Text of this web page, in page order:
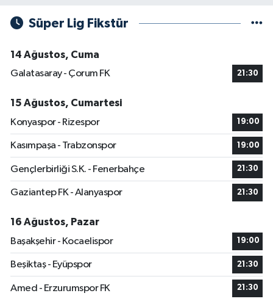
Süper Lig Fikstür
14 Ağustos, Cuma
Galatasaray - Çorum FK
21:30
15 Ağustos, Cumartesi
Konyaspor - Rizespor
19:00
Kasımpaşa - Trabzonspor 19:00
Gençlerbirliği S.K. - Fenerbahçe 21:30
Gaziantep FK - Alanyaspor 21:30
16 Ağustos, Pazar
Başakşehir - Kocaelispor
19:00
Beşiktaş - Eyüpspor 21:30
Amed - Erzurumspor FK 21:30